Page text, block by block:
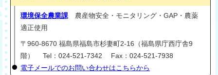
環境保全農業課 農産物安全・モニタリング・GAP・農薬
適正使用
〒960-8670 福島県福島市杉妻町2-16（福島県庁西庁舎9
階） Tel：024-521-7342 Fax：024-521-7938
電子メールでのお問い合わせはこちらから